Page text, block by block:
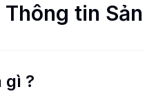
Thông tin
gì ?